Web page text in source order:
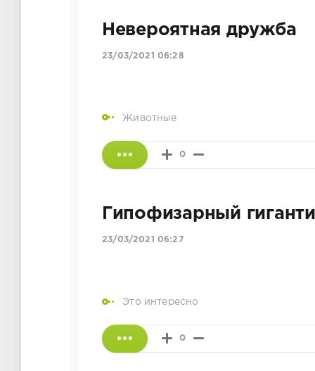
Невероятная дружба
23/03/2021 06:28
Животные
0
Гипофизарный
23/03/2021 06:27
Это интересно
0